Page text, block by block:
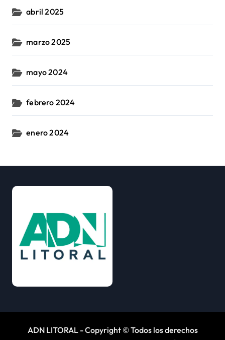
abril 2025
marzo 2025
mayo 2024
febrero 2024
enero 2024
ADN LITORAL - Copyright © Todos los derechos